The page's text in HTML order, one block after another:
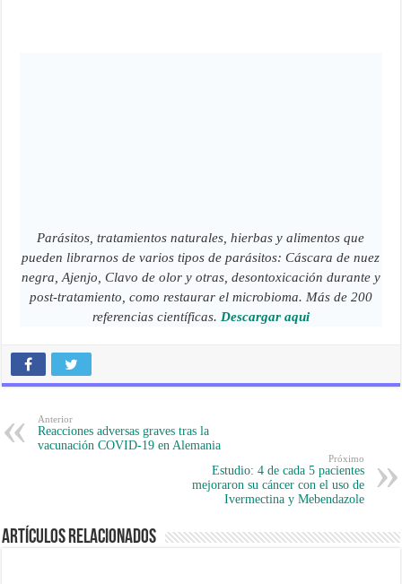
Parásitos, tratamientos naturales, hierbas y alimentos que
pueden librarnos de varios tipos de parásitos: Cáscara de nuez
negra, Ajenjo, Clavo de olor y otras, desontoxicación durante y
post-tratamiento, como restaurar el microbioma. Más de 200
referencias científicas. Descargar aqui
Anterior
Reacciones adversas graves tras la
vacunación COVID‑19 en Alemania
Próximo
Estudio: 4 de cada 5 pacientes
mejoraron su cáncer con el uso de
Ivermectina y Mebendazole
Artículos Relacionados